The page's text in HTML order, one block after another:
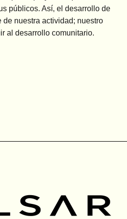
públicos. Así, el desarrollo de
nuestra actividad; nuestro
al desarrollo comunitario.